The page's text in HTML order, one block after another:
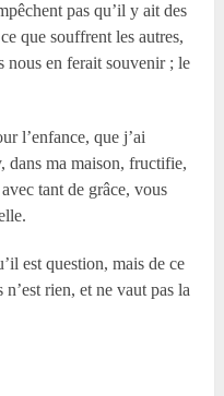
pas qu’il y ait des
que souffrent les autres,
nous en ferait souvenir ; le
l’enfance, que j’ai
dans ma maison, fructifie,
tant de grâce, vous
est question, mais de ce
rien, et ne vaut pas la